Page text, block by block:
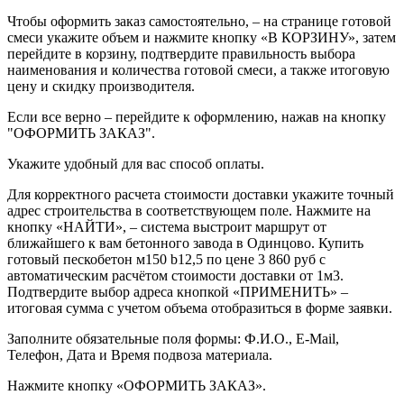
Чтобы оформить заказ самостоятельно, – на странице готовой
смеси укажите объем и нажмите кнопку «В КОРЗИНУ», затем
перейдите в корзину, подтвердите правильность выбора
наименования и количества готовой смеси, а также итоговую
цену и скидку производителя.
Если все верно – перейдите к оформлению, нажав на кнопку
"ОФОРМИТЬ ЗАКАЗ".
Укажите удобный для вас способ оплаты.
Для корректного расчета стоимости доставки укажите точный
адрес строительства в соответствующем поле. Нажмите на
кнопку «НАЙТИ», – система выстроит маршрут от
ближайшего к вам бетонного завода в Одинцово. Купить
готовый пескобетон м150 b12,5 по цене 3 860 руб с
автоматическим расчётом стоимости доставки от 1м3.
Подтвердите выбор адреса кнопкой «ПРИМЕНИТЬ» –
итоговая сумма с учетом объема отобразиться в форме заявки.
Заполните обязательные поля формы: Ф.И.О., E-Mail,
Телефон, Дата и Время подвоза материала.
Нажмите кнопку «ОФОРМИТЬ ЗАКАЗ».